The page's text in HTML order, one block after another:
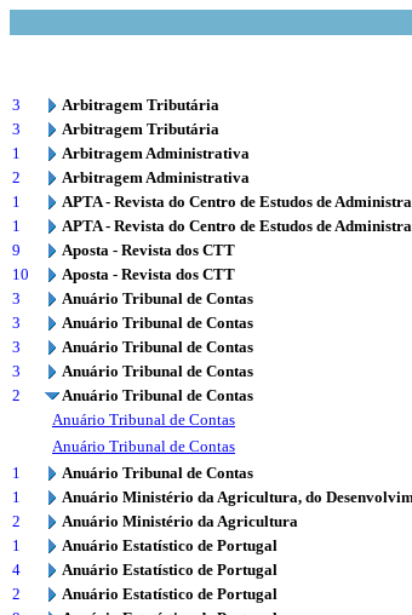
3
Arbitragem Tributária
3
Arbitragem Tributária
1
Arbitragem Administrativa
2
Arbitragem Administrativa
1
APTA - Revista do Centro de Estudos de
1
APTA - Revista do Centro de Estudos de
9
Aposta - Revista dos CTT
10
Aposta - Revista dos CTT
3
Anuário Tribunal de Contas
3
Anuário Tribunal de Contas
3
Anuário Tribunal de Contas
3
Anuário Tribunal de Contas
2
Anuário Tribunal de Contas
Anuário Tribunal de Contas
Anuário Tribunal de Contas
1
Anuário Tribunal de Contas
1
Anuário Ministério da Agricultura, do
2
Anuário Ministério da Agricultura
1
Anuário Estatístico de Portugal
4
Anuário Estatístico de Portugal
2
Anuário Estatístico de Portugal